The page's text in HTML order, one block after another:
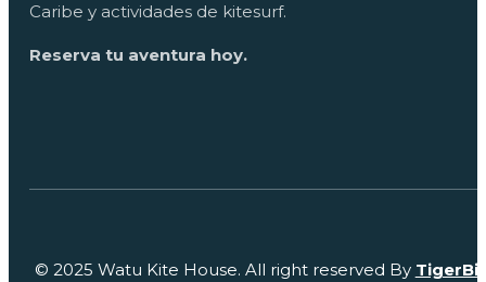
Caribe y actividades de kitesurf.
Reserva tu aventura hoy.
© 2025 Watu Kite House. All right reserved By